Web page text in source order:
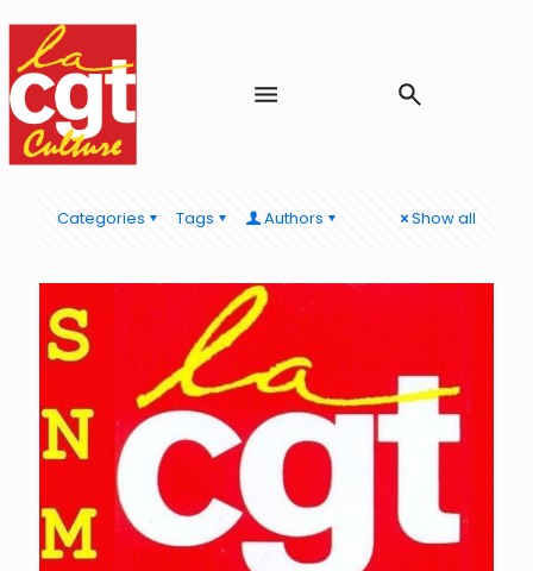
Categories Tags Authors Show all